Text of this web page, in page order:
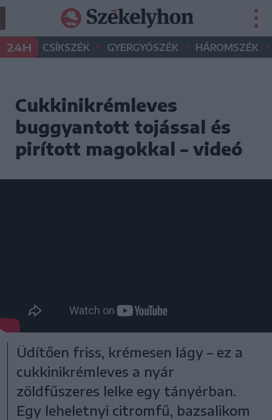
24H CSÍKSZÉK • GYERGYÓSZÉK • HÁROMSZÉK •
Cukkinikrémleves
buggyantott tojással és
pirított magokkal – videó
Üdítően friss, krémesen lágy – ez a
cukkinikrémleves a nyár
zöldfűszeres lelke egy tányérban.
Egy leheletnyi citromfű, bazsalikom